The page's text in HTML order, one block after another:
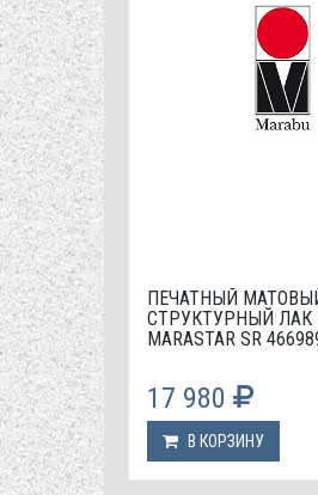
ПЕЧАТНЫЙ
СТРУКТУРНЫЙ ЛАК
MARASTAR SR
17 980
В КОРЗИНУ